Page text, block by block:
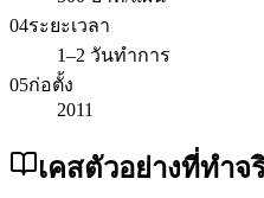
04ระยะเวลา
1–2 วันทำการ
05ก่อตั้ง
2011
เคสตัวอย่างที่ทำจ